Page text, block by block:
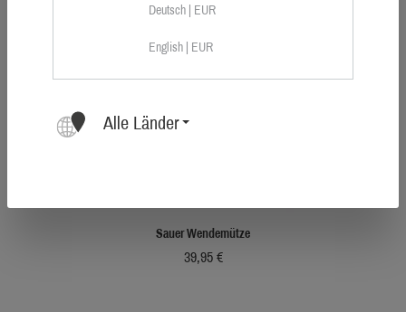
Sauer Wendemütze
39,95 €
Deutsch | EUR
English | EUR
Alle Länder